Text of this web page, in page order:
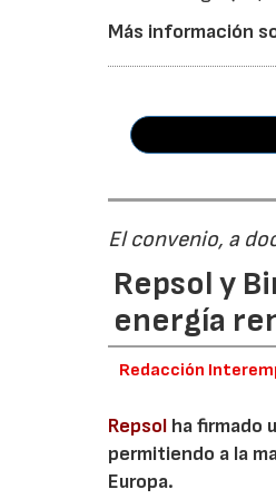
Más información
El convenio, a
Repsol y
energía
Redacción
Repsol ha firmado
permitiendo a la
Europa.